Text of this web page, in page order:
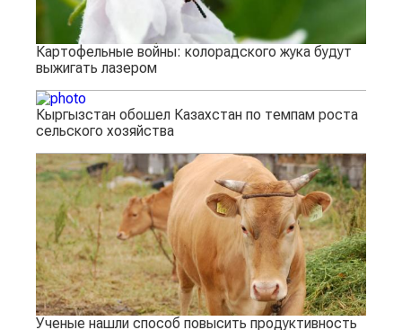
Картофельные войны: колорадского жука будут
выжигать лазером
Кыргызстан обошел Казахстан по темпам роста
сельского хозяйства
Ученые нашли способ повысить продуктивность